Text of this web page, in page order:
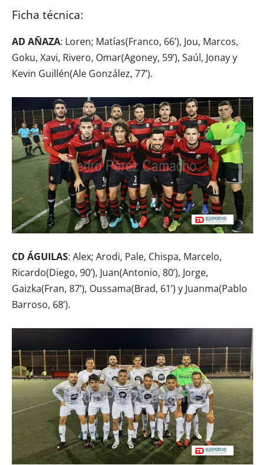
Ficha técnica:
AD AÑAZA: Loren; Matías(Franco, 66’), Jou, Marcos,
Goku, Xavi, Rivero, Omar(Agoney, 59’), Saúl, Jonay y
Kevin Guillén(Ale González, 77’).
CD ÁGUILAS: Alex; Arodi, Pale, Chispa, Marcelo,
Ricardo(Diego, 90’), Juan(Antonio, 80’), Jorge,
Gaizka(Fran, 87’), Oussama(Brad, 61’) y Juanma(Pablo
Barroso, 68’).